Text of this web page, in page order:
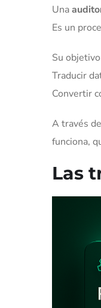
Una
Es un
Su
Traducir
Convertir
A través
funciona,
Las